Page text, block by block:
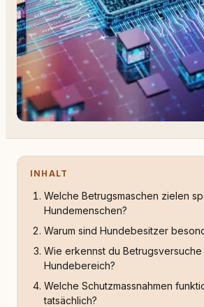
INHALT
Welche Betrugsmaschen zielen
Hundemenschen?
Warum sind Hundebesitzer
Wie erkennst du Betrugsversuche
Hundebereich?
Welche Schutzmassnahmen
tatsächlich?